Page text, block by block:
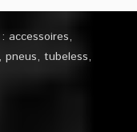
accessoires,
, pneus, tubeless,